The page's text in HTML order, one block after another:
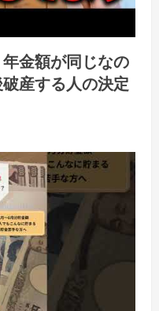
年金額が同じなの
産する人の決定